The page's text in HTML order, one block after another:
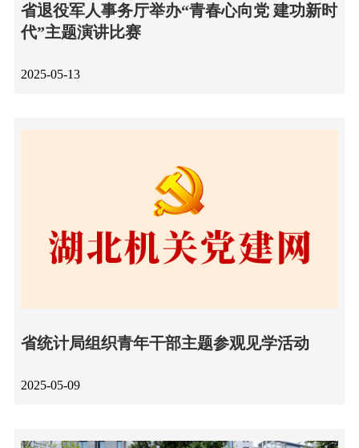
省退役军人事务厅举办“青春心向党 建功新时
代”主题演讲比赛
2025-05-13
省统计局组织青年干部主题参观见学活动
2025-05-09